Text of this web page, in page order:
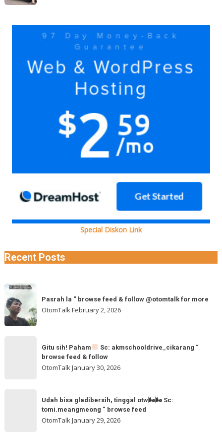
Vespa
Yuk
Special Diskon Link
Recent Posts
Pasrah
la
browse
@otomtalk
Pasrah la “ browse feed & follow @otomtalk for more
OtomTalkFebruary 2, 2026
akmschooldrive_cikarang
Gitu sih! Paham
Sc: akmschooldrive_cikarang “
browse feed & follow
OtomTalkJanuary 30, 2026
gladibersih,
Udah bisa gladibersih, tinggal otw🌬🌬 Sc:
tomi.meangmeong “ browse feed
OtomTalkJanuary 29, 2026